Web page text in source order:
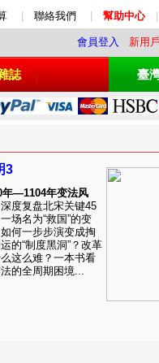
聯絡我們 幫助中心
會員登入 新用
誌 臺
3
年—1104年变法风
深度复盘北宋关键45
场名为“救国”的变
何一步步演变成掏
的“制度黑洞”？改革
这么难？一本书看
的全周期困境...